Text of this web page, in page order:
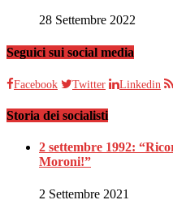
28 Settembre 2022
Seguici sui social media
Facebook Twitter Linkedin
Storia dei socialisti
2 settembre 1992:
Moroni!”
2 Settembre 2021